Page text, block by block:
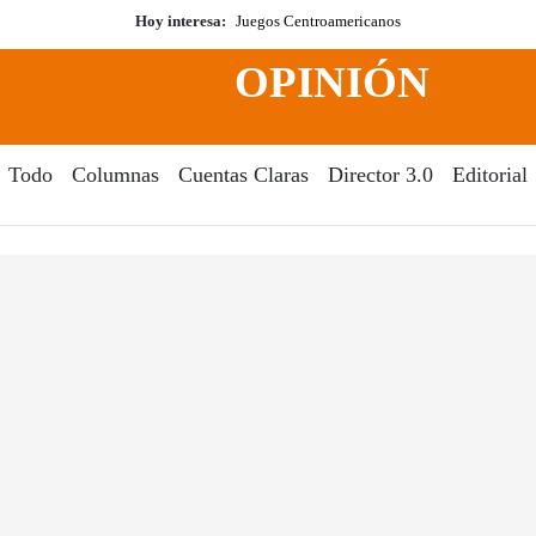
Hoy interesa: Juegos Centroamericanos
OPINIÓN
Todo Columnas Cuentas Claras Director 3.0 Editorial